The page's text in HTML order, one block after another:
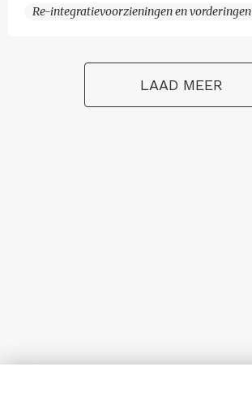
Re-integratievoorzieningen en vorderingen
LAAD MEER